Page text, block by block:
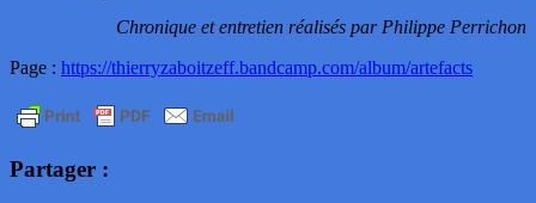
Chronique et entretien réalisés par Philippe Perrichon
Page : https://thierryzaboitzeff.bandcamp.com/album/artefacts
Partager :